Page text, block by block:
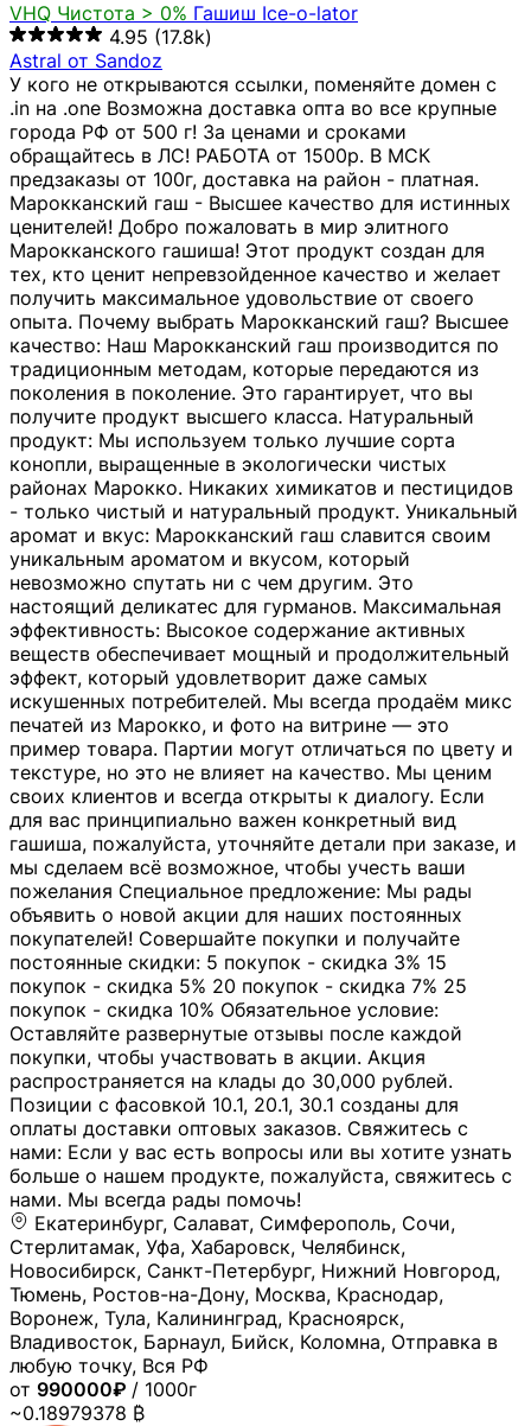
VHQ Чистота > 0% Гашиш Ice-o-lator
4.95 (17.8k)
Astral от Sandoz
У кого не открываются ссылки, поменяйте домен с
.in на .one Возможна доставка опта во все крупные
города РФ от 500 г! За ценами и сроками
обращайтесь в ЛС! РАБОТА от 1500р. В МСК
предзаказы от 100г, доставка на район - платная.
Марокканский гаш - Высшее качество для истинных
ценителей! Добро пожаловать в мир элитного
Марокканского гашиша! Этот продукт создан для
тех, кто ценит непревзойденное качество и желает
получить максимальное удовольствие от своего
опыта. Почему выбрать Марокканский гаш? Высшее
качество: Наш Марокканский гаш производится по
традиционным методам, которые передаются из
поколения в поколение. Это гарантирует, что вы
получите продукт высшего класса. Натуральный
продукт: Мы используем только лучшие сорта
конопли, выращенные в экологически чистых
районах Марокко. Никаких химикатов и пестицидов
- только чистый и натуральный продукт. Уникальный
аромат и вкус: Марокканский гаш славится своим
уникальным ароматом и вкусом, который
невозможно спутать ни с чем другим. Это
настоящий деликатес для гурманов. Максимальная
эффективность: Высокое содержание активных
веществ обеспечивает мощный и продолжительный
эффект, который удовлетворит даже самых
искушенных потребителей. Мы всегда продаём микс
печатей из Марокко, и фото на витрине — это
пример товара. Партии могут отличаться по цвету и
текстуре, но это не влияет на качество. Мы ценим
своих клиентов и всегда открыты к диалогу. Если
для вас принципиально важен конкретный вид
гашиша, пожалуйста, уточняйте детали при заказе, и
мы сделаем всё возможное, чтобы учесть ваши
пожелания Специальное предложение: Мы рады
объявить о новой акции для наших постоянных
покупателей! Совершайте покупки и получайте
постоянные скидки: 5 покупок - скидка 3% 15
покупок - скидка 5% 20 покупок - скидка 7% 25
покупок - скидка 10% Обязательное условие:
Оставляйте развернутые отзывы после каждой
покупки, чтобы участвовать в акции. Акция
распространяется на клады до 30,000 рублей.
Позиции с фасовкой 10.1, 20.1, 30.1 созданы для
оплаты доставки оптовых заказов. Свяжитесь с
нами: Если у вас есть вопросы или вы хотите узнать
больше о нашем продукте, пожалуйста, свяжитесь с
нами. Мы всегда рады помочь!
Екатеринбург, Салават, Симферополь, Сочи,
Стерлитамак, Уфа, Хабаровск, Челябинск,
Новосибирск, Санкт-Петербург, Нижний Новгород,
Тюмень, Ростов-на-Дону, Москва, Краснодар,
Воронеж, Тула, Калининград, Красноярск,
Владивосток, Барнаул, Бийск, Коломна, Отправка в
любую точку, Вся РФ
от 990000₽ / 1000г
~0.18979378 ₿